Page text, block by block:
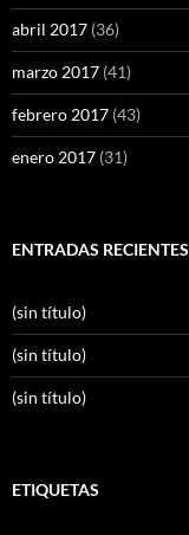
abril 2017 (36)
marzo 2017 (41)
febrero 2017 (43)
enero 2017 (31)
ENTRADAS RECIENTES
(sin título)
(sin título)
(sin título)
ETIQUETAS